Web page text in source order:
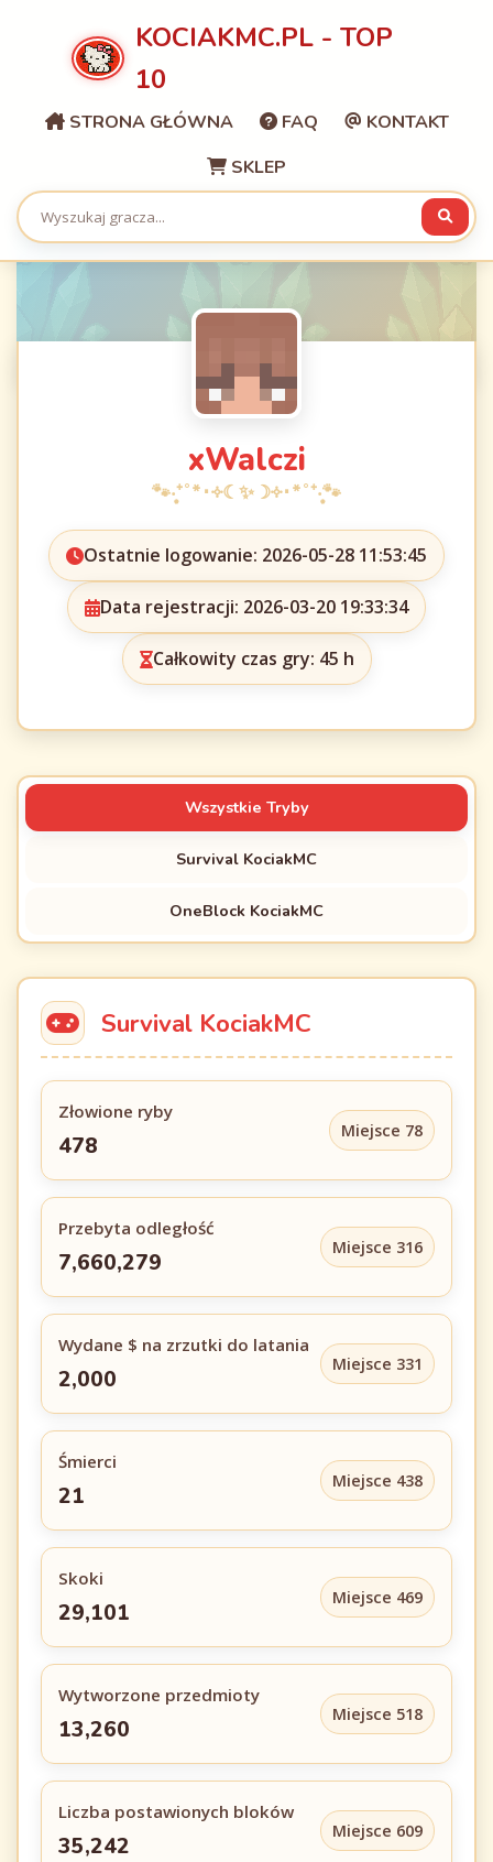
KOCIAKMC.PL - TOP
10
STRONA GŁÓWNA FAQ
KONTAKT
SKLEP
xWalczi
Ostatnie logowanie: 2026-05-28 11:53:45
Data rejestracji: 2026-03-20 19:33:34
Całkowity czas gry: 45 h
Wszystkie Tryby
Survival KociakMC
OneBlock KociakMC
Survival KociakMC
Złowione ryby
478
Miejsce 78
Przebyta odległość
7,660,279
Miejsce 316
Wydane $ na zrzutki do latania
2,000
Miejsce 331
Śmierci
21
Miejsce 438
Skoki
29,101
Miejsce 469
Wytworzone przedmioty
13,260
Miejsce 518
Liczba postawionych bloków
35,242
Miejsce 609